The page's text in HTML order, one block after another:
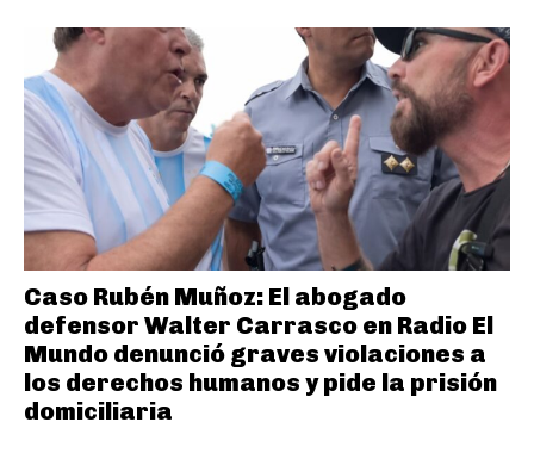
Caso Rubén Muñoz: El abogado
defensor Walter Carrasco en Radio El
Mundo denunció graves violaciones a
los derechos humanos y pide la prisión
domiciliaria